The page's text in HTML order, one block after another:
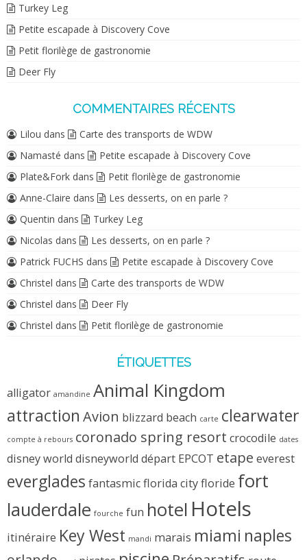
Turkey Leg
Petite escapade à Discovery Cove
Petit florilège de gastronomie
Deer Fly
COMMENTAIRES RÉCENTS
Lilou dans
Carte des transports de WDW
Namasté dans
Petite escapade à Discovery Cove
Plate&Fork dans
Petit florilège de gastronomie
Anne-Claire dans
Les desserts, on en parle ?
Quentin dans
Turkey Leg
Nicolas dans
Les desserts, on en parle ?
Patrick FUCHS dans
Petite escapade à Discovery Cove
Christel dans
Carte des transports de WDW
Christel dans
Deer Fly
Christel dans Petit florilège de gastronomie
ÉTIQUETTES
alligator amandine Animal Kingdom
attraction Avion blizzard beach carte clearwater
compte à rebours coronado spring resort crocodile dates
disney world disneyworld départ EPCOT etape everest
everglades fantasmicflorida cityfloride fort
lauderdale fourche fun hotel Hotels
itinéraire Key West mandi marais miami naples